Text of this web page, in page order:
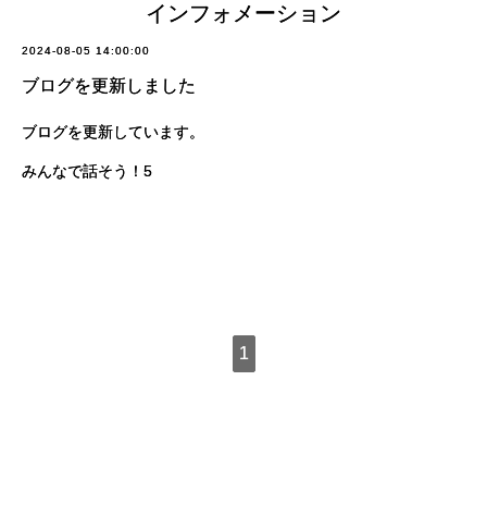
インフォメーション
2024-08-05 14:00:00
ブログを更新しました
ブログを更新しています。
みんなで話そう！5
1